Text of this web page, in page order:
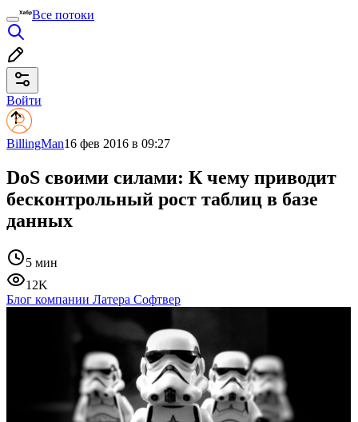
Все потоки
Войти
BillingMan16 фев 2016 в 09:27
DoS своими силами: К чему приводит
бесконтрольный рост таблиц в базе
данных
5 мин
12K
Блог компании Латера Софтвер